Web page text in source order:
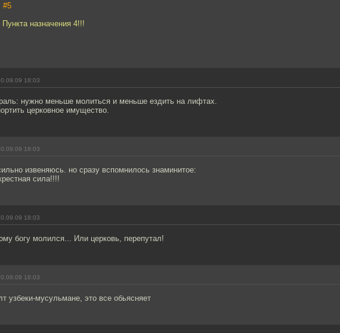
#5
назначения 4!!!
18:03
нужно меньше молиться и меньше ездить на лифтах.
церковное имущество.
18:03
извеняюсь. но сразу вспомнилось знаминитое:
сила!!!!
18:03
богу молился... Или церковь, перепутал!
18:03
узбеки-мусульмане, это все обьясняет